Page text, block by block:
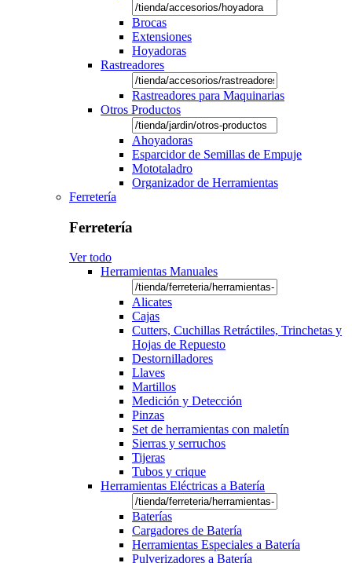
Brocas
Extensiones
Hoyadoras
Rastreadores
Rastreadores para Maquinarias
Otros Productos
Ahoyadoras
Esparcidor de Semillas de Empuje
Mototaladro
Organizador de Herramientas
Ferretería
Ferretería
Ver todo
Herramientas Manuales
Alicates
Cajas
Cutters, Cuchillas Retráctiles, Trinchetas y
Hojas de Repuesto
Destornilladores
Llaves
Martillos
Medición y Detección
Pinzas
Set de herramientas con maletín
Sierras y serruchos
Tijeras
Tubos y crique
Herramientas Eléctricas a Batería
Baterías
Cargadores de Batería
Herramientas Especiales a Batería
Pulverizadores a Batería